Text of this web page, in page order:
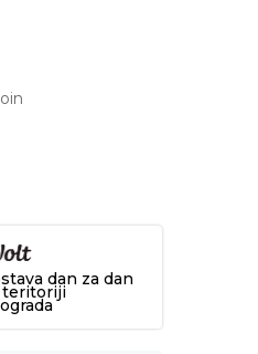
dan za dan
teritoriji